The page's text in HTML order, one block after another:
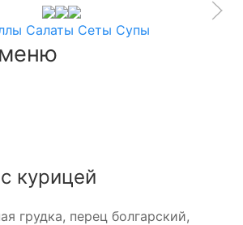
Салаты Сеты Супы
меню
курицей
грудка, перец болгарский,